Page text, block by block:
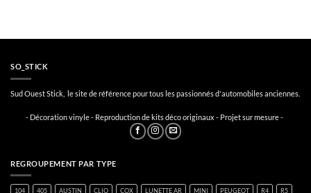
SO_STICK
Sud Ouest Stick, le site de référence pour tous les passionnés d'automobiles anciennes.
- Décoration vinyle - Reproduction de kits déco originaux - Projet sur mesure -
REGROUPEMENT PAR TYPE
104 405 AUSTIN CLIO COX LUNETTE AR MINI PEUGEOT R4 R5